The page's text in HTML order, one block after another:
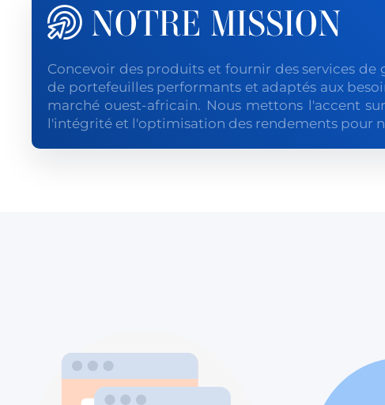
NOTRE MISSION
Concevoir des produits et fournir des services de
de portefeuilles performants et adaptés aux
marché ouest-africain. Nous mettons l'accent
l'intégrité et l'optimisation des rendements pour